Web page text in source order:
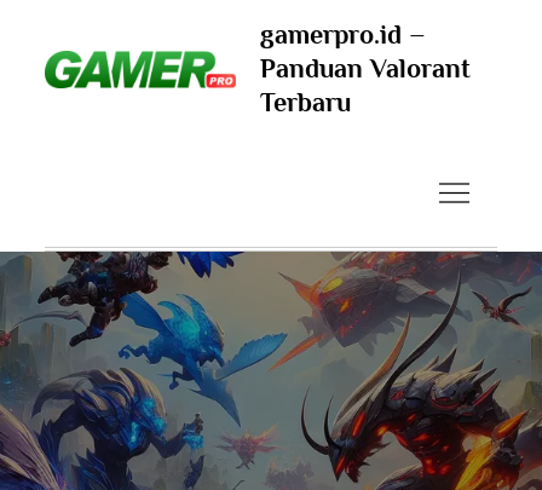
content
gamerpro.id –
Panduan Valorant
Terbaru